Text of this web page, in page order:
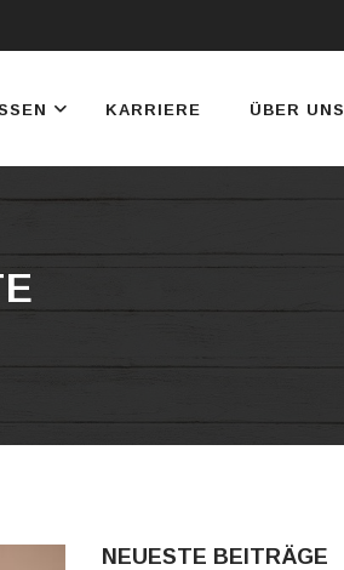
KARRIERE ÜBER UNS
NEUESTE BEITRÄGE